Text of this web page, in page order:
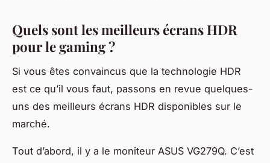
Quels sont les meilleurs écrans HDR
pour le gaming ?
Si vous êtes convaincus que la technologie HDR
est ce qu’il vous faut, passons en revue quelques-
uns des meilleurs écrans HDR disponibles sur le
marché.
Tout d’abord, il y a le moniteur ASUS VG279Q. C’est